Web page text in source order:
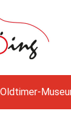
Oldtimer-